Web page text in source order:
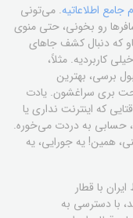
اطلاعاتیه. می‌تونی
رو بخونی، حتی منوی
که دنبال کشف جاهای
کاربردیه. مثلاً،
برسی، بهترین
بری سراغشون. یادت
که اینترنت نداری یا
حسابی به دردت می‌خوره.
همین! یه جورایی، یه
با قطار
با دسترسی به